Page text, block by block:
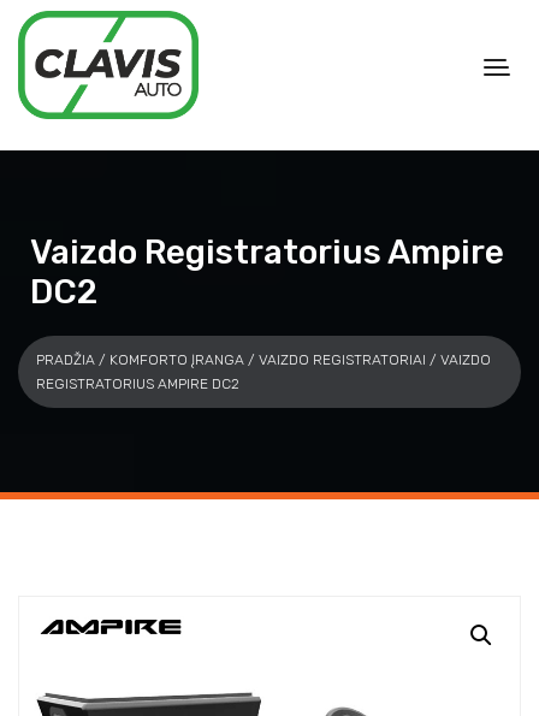
Vaizdo Registratorius Ampire
DC2
PRADŽIA / KOMFORTO ĮRANGA / VAIZDO REGISTRATORIAI / VAIZDO
REGISTRATORIUS AMPIRE DC2